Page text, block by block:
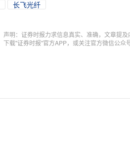
长飞光纤
声明：证券时报力求信息真实、准确，文章提
下载"证券时报"官方APP，或关注官方微信公